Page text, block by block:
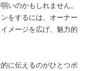
いのかもしれません。
をするには、オーナー
メージを広げ、魅力的
に伝えるのがひとつポ